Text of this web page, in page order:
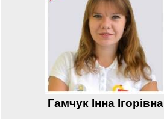
Гамчук Інна Ігорівна